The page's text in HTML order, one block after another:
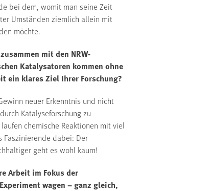
bei dem, womit man seine Zeit
Umständen ziemlich allein mit
möchte.
mit den NRW-
Katalysatoren kommen ohne
ein klares Ziel Ihrer Forschung?
neuer Erkenntnis und nicht
Katalyseforschung zu
chemische Reaktionen mit viel
Faszinierende dabei: Der
geht es wohl kaum!
Arbeit im Fokus der
wagen – ganz gleich,